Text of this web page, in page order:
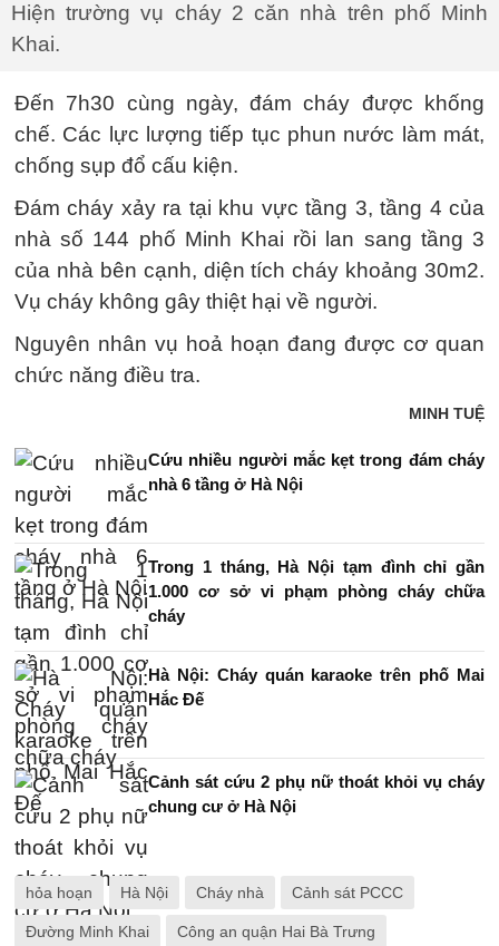
Hiện trường vụ cháy 2 căn nhà trên phố Minh
Khai.
Đến 7h30 cùng ngày, đám cháy được khống
chế. Các lực lượng tiếp tục phun nước làm mát,
chống sụp đổ cấu kiện.
Đám cháy xảy ra tại khu vực tầng 3, tầng 4 của
nhà số 144 phố Minh Khai rồi lan sang tầng 3
của nhà bên cạnh, diện tích cháy khoảng 30m2.
Vụ cháy không gây thiệt hại về người.
Nguyên nhân vụ hoả hoạn đang được cơ quan
chức năng điều tra.
MINH TUỆ
Cứu nhiều người mắc kẹt trong đám cháy
nhà 6 tầng ở Hà Nội
Trong 1 tháng, Hà Nội tạm đình chỉ gần
1.000 cơ sở vi phạm phòng cháy chữa
cháy
Hà Nội: Cháy quán karaoke trên phố Mai
Hắc Đế
Cảnh sát cứu 2 phụ nữ thoát khỏi vụ cháy
chung cư ở Hà Nội
hỏa hoạn Hà Nội Cháy nhà Cảnh sát PCCC
Đường Minh Khai Công an quận Hai Bà Trưng